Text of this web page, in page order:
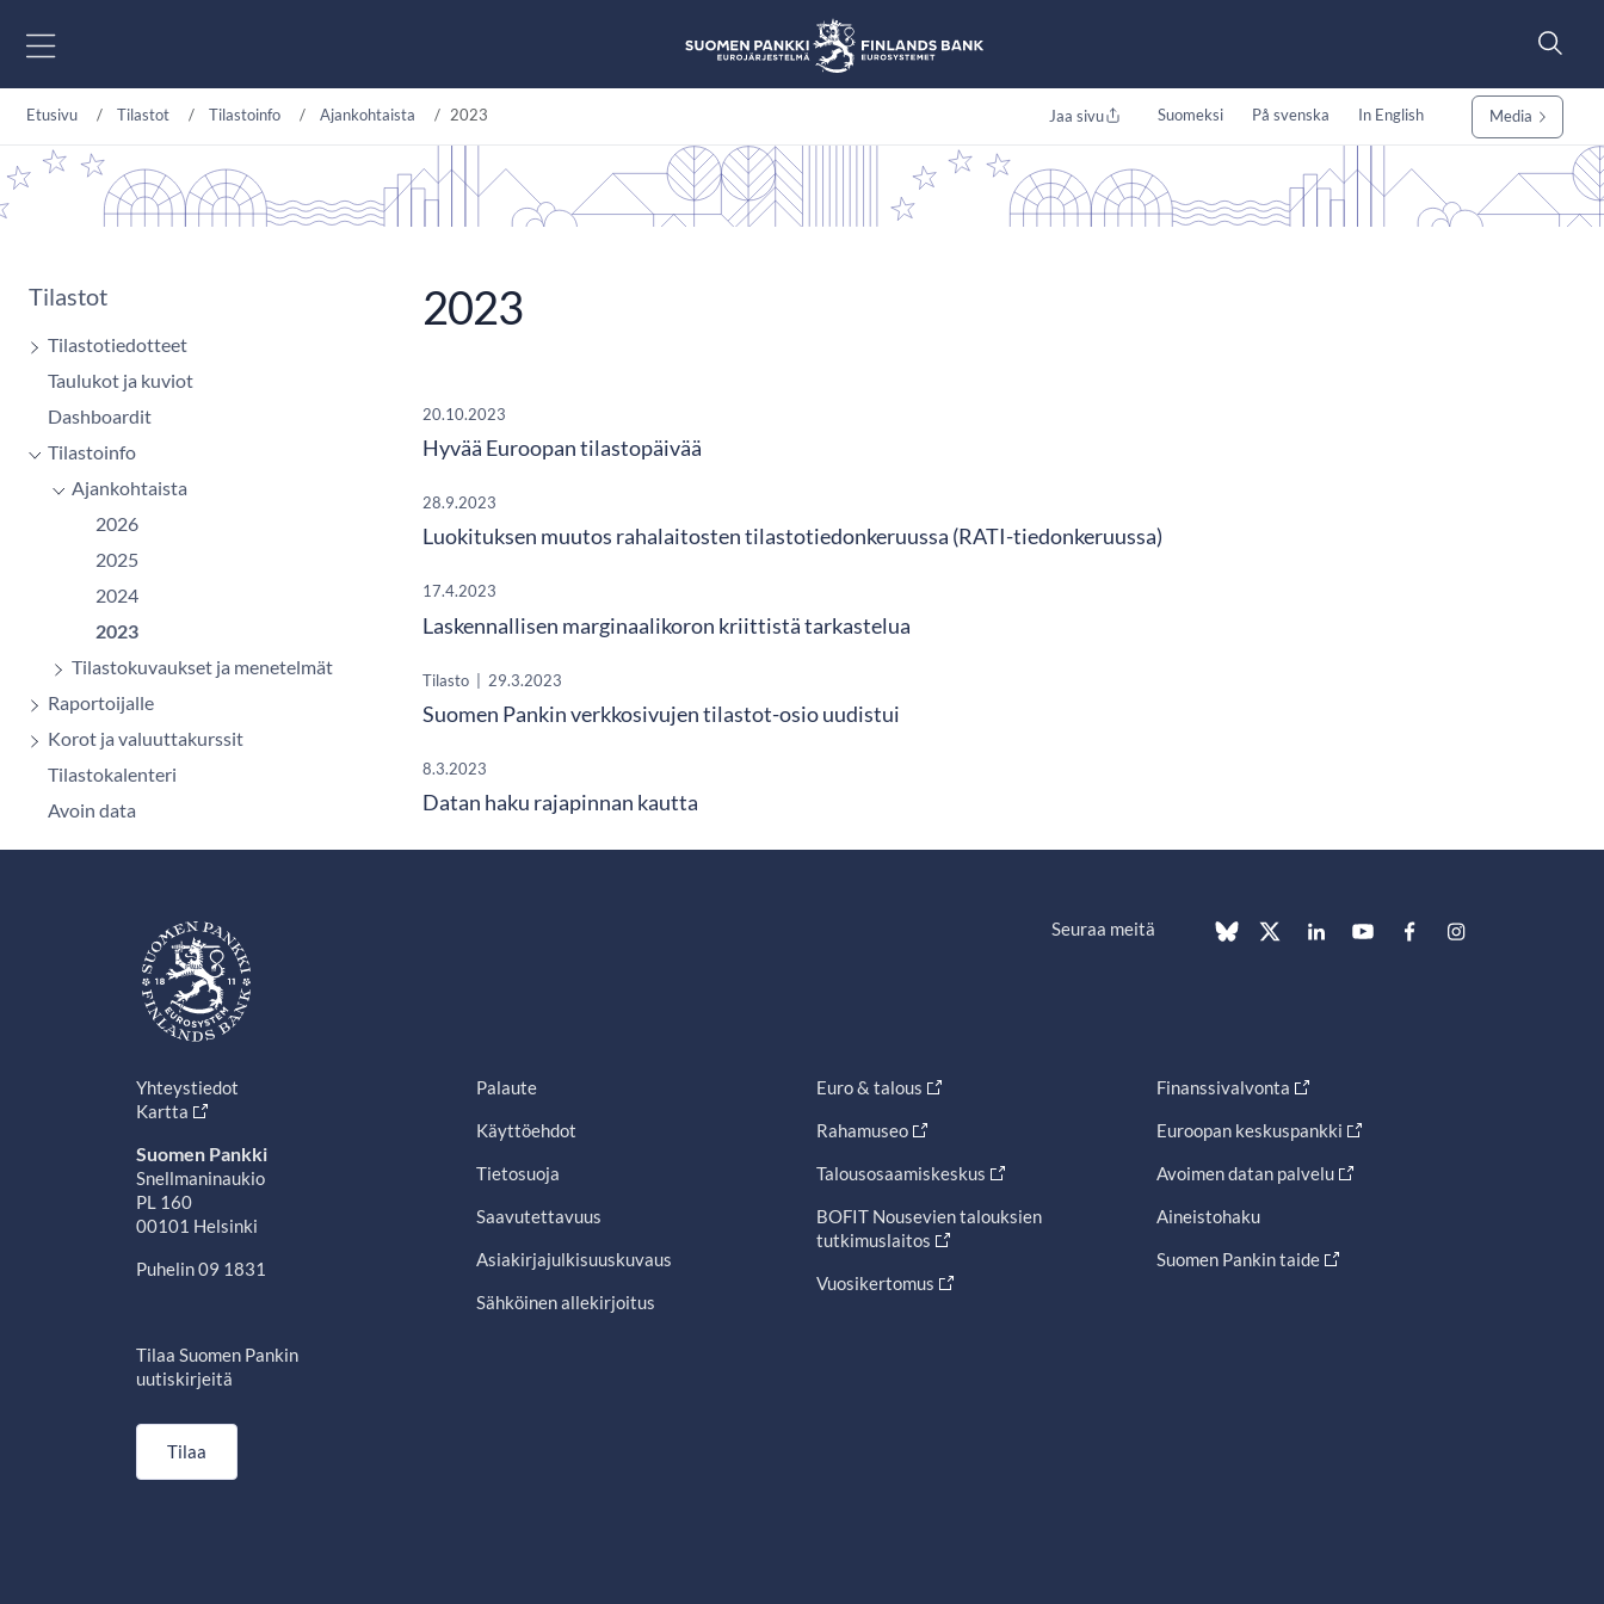
Etusivu Tilastot Tilastoinfo Ajankohtaista 2023 Jaa sivu Suomeksi På svenska In English Media
Tilastot
Tilastotiedotteet
Taulukot ja kuviot
Dashboardit
Tilastoinfo
Ajankohtaista
2026
2025
2024
2023
Tilastokuvaukset ja menetelmät
Raportoijalle
Korot ja valuuttakurssit
Tilastokalenteri
Avoin data
2023
20.10.2023
Hyvää Euroopan tilastopäivää
28.9.2023
Luokituksen muutos rahalaitosten tilastotiedonkeruussa (RATI-tiedonkeruussa)
17.4.2023
Laskennallisen marginaalikoron kriittistä tarkastelua
Tilasto | 29.3.2023
Suomen Pankin verkkosivujen tilastot-osio uudistui
8.3.2023
Datan haku rajapinnan kautta
Seuraa meitä
Yhteystiedot
Kartta
Suomen Pankki
Snellmaninaukio
PL 160
00101 Helsinki
Puhelin 09 1831
Tilaa Suomen Pankin
uutiskirjeitä
Tilaa
Palaute
Käyttöehdot
Tietosuoja
Saavutettavuus
Asiakirjajulkisuuskuvaus
Sähköinen allekirjoitus
Euro & talous
Rahamuseo
Talousosaamiskeskus
BOFIT Nousevien talouksien
tutkimuslaitos
Vuosikertomus
Finanssivalvonta
Euroopan keskuspankki
Avoimen datan palvelu
Aineistohaku
Suomen Pankin taide